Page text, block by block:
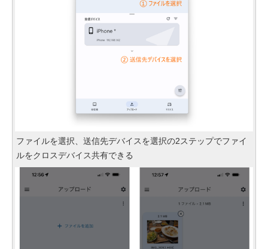
ファイルを選択、送信先デバイスを選択の2ステップでファイ
ルをクロスデバイス共有できる